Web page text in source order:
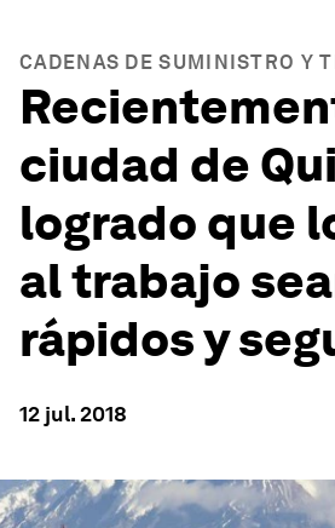
CADENAS DE SUMINISTRO Y
ciudad de
logrado que
al trabajo
rápidos y
12 jul. 2018